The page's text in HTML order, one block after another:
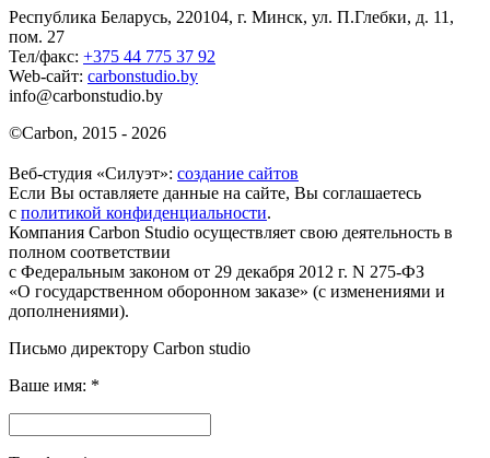
Республика Беларусь, 220104, г. Минск, ул. П.Глебки, д. 11,
пом. 27
Тел/факс: +375 44 775 37 92
Web-сайт: carbonstudio.by
info@carbonstudio.by
©Carbon, 2015 - 2026
Веб-студия «Силуэт»: создание сайтов
Если Вы оставляете данные на сайте, Вы соглашаетесь
с политикой конфиденциальности.
Компания Carbon Studio осуществляет свою деятельность в
полном соответствии
с Федеральным законом от 29 декабря 2012 г. N 275-ФЗ
«О государственном оборонном заказе» (с изменениями и
дополнениями).
Письмо директору Carbon studio
Ваше имя: *